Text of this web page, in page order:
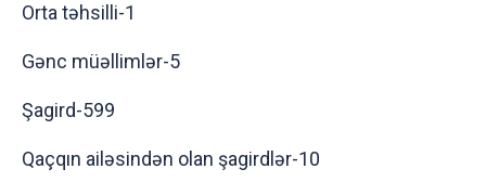
Orta təhsilli-1
Gənc müəllimlər-5
Şagird-599
Qaçqın ailəsindən olan şagirdlər-10